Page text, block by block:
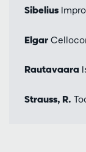
Sibelius
Elgar
Rautavaara
Strauss, R.